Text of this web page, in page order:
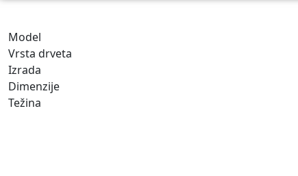
Model
Vrsta drveta
Izrada
Dimenzije
Težina